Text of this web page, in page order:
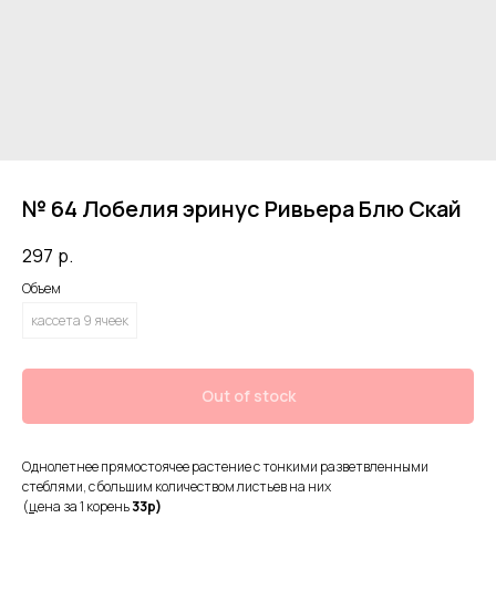
№ 64 Лобелия эринус Ривьера Блю Скай
297 р.
Объем
кассета 9 ячеек
Out of stock
Однолетнее прямостоячее растение с тонкими разветвленными
стеблями, с большим количеством листьев на них
(цена за 1 корень33р)